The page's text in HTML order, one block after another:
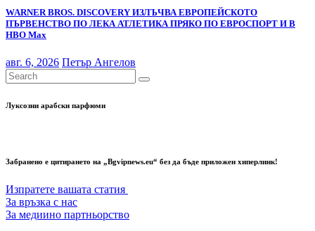
WARNER BROS. DISCOVERY ИЗЛЪЧВА ЕВРОПЕЙСКОТО
ПЪРВЕНСТВО ПО ЛЕКА АТЛЕТИКА ПРЯКО ПО ЕВРОСПОРТ И В
НВО Мах
авг. 6, 2026 Петър Ангелов
Луксозни арабски парфюми
Забранено е цитирането на „Bgvipnews.eu“ без да бъде приложен хиперлинк!
Изпратете вашата статия
За връзка с нас
За медиино партньорство